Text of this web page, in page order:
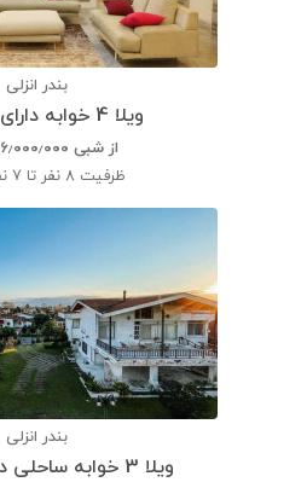
بندر انزلی
ویلا 4 خوابه دارای پارکینگ
از شبی ۶٫۰۰۰٫۰۰۰
ظرفیت 8 نفر تا 7 نفر اضافه
بندر انزلی
ویلا 3 خوابه ساحلی دارای پارکینگ